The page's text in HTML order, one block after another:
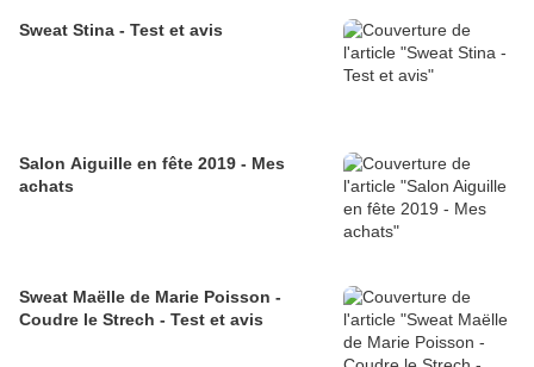
Sweat Stina - Test et avis
Salon Aiguille en fête 2019 - Mes
achats
Sweat Maëlle de Marie Poisson -
Coudre le Strech - Test et avis